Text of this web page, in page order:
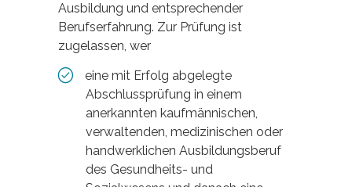
Ausbildung und entsprechender
Berufserfahrung. Zur Prüfung ist
zugelassen, wer
eine mit Erfolg abgelegte
Abschlussprüfung in einem
anerkannten kaufmännischen,
verwaltenden, medizinischen oder
handwerklichen Ausbildungsberuf
des Gesundheits- und